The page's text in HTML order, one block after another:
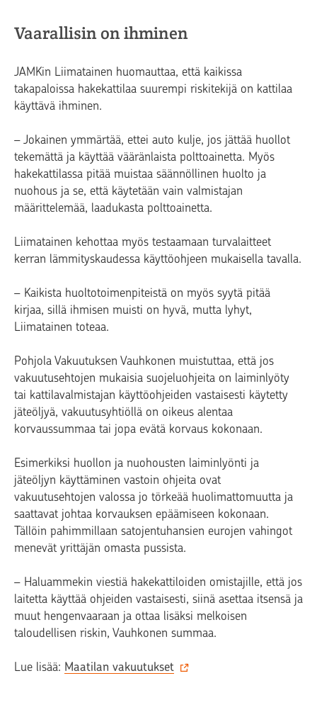
Vaarallisin on ihminen
JAMKin Liimatainen huomauttaa, että kaikissa
takapaloissa hakekattilaa suurempi riskitekijä on kattilaa
käyttävä ihminen.
– Jokainen ymmärtää, ettei auto kulje, jos jättää huollot
tekemättä ja käyttää vääränlaista polttoainetta. Myös
hakekattilassa pitää muistaa säännöllinen huolto ja
nuohous ja se, että käytetään vain valmistajan
määrittelemää, laadukasta polttoainetta.
Liimatainen kehottaa myös testaamaan turvalaitteet
kerran lämmityskaudessa käyttöohjeen mukaisella tavalla.
– Kaikista huoltotoimenpiteistä on myös syytä pitää
kirjaa, sillä ihmisen muisti on hyvä, mutta lyhyt,
Liimatainen toteaa.
Pohjola Vakuutuksen Vauhkonen muistuttaa, että jos
vakuutusehtojen mukaisia suojeluohjeita on laiminlyöty
tai kattilavalmistajan käyttöohjeiden vastaisesti käytetty
jäteöljyä, vakuutusyhtiöllä on oikeus alentaa
korvaussummaa tai jopa evätä korvaus kokonaan.
Esimerkiksi huollon ja nuohousten laiminlyönti ja
jäteöljyn käyttäminen vastoin ohjeita ovat
vakuutusehtojen valossa jo törkeää huolimattomuutta ja
saattavat johtaa korvauksen epäämiseen kokonaan.
Tällöin pahimmillaan satojentuhansien eurojen vahingot
menevät yrittäjän omasta pussista.
– Haluammekin viestiä hakekattiloiden omistajille, että jos
laitetta käyttää ohjeiden vastaisesti, siinä asettaa itsensä ja
muut hengenvaaraan ja ottaa lisäksi melkoisen
taloudellisen riskin, Vauhkonen summaa.
Lue lisää: Maatilan vakuutukset